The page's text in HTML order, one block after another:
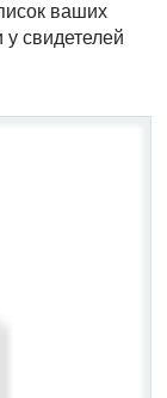
ваших
свидетелей